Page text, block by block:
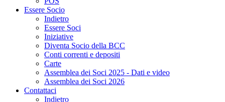
Essere Socio
Indietro
Essere Soci
Iniziative
Diventa Socio della BCC
Conti correnti e depositi
Carte
Assemblea dei Soci 2025 - Dati e video
Assemblea dei Soci 2026
Contattaci
Indietro